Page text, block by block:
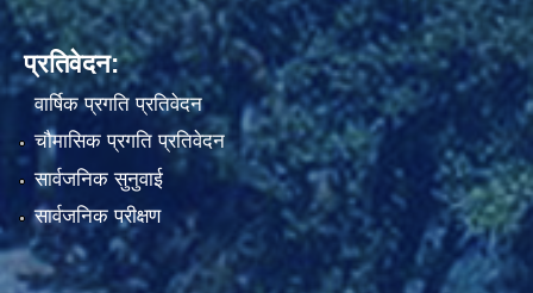
प्रतिवेदन:
वार्षिक प्रगति प्रतिवेदन
चौमासिक प्रगति प्रतिवेदन
सार्वजनिक सुनुवाई
सार्वजनिक परीक्षण